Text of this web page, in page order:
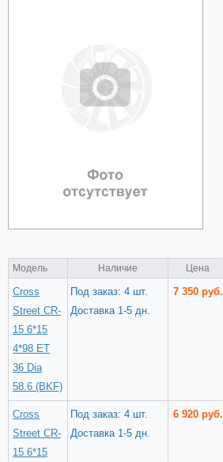
Модель Наличие Цена
Cross
Street CR-
15 6*15
4*98 ET
36 Dia
58.6 (BKF)
Под заказ: 4 шт.
Доставка 1-5 дн.
7 350 руб.
Cross
Street CR-
15 6*15
Под заказ: 4 шт.
Доставка 1-5 дн.
6 920 руб.